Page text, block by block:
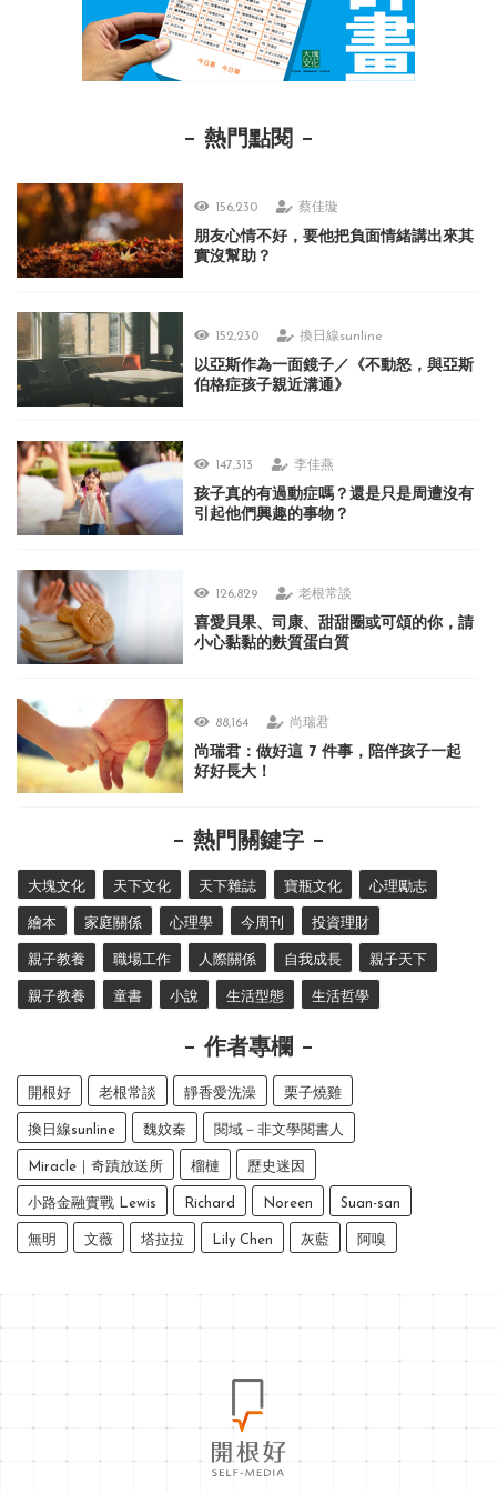
熱門點閱
156,230 蔡佳璇
朋友心情不好，要他把負面情緒講出來其
實沒幫助？
152,230 換日線sunline
以亞斯作為一面鏡子／《不動怒，與亞斯
伯格症孩子親近溝通》
147,313 李佳燕
孩子真的有過動症嗎？還是只是周遭沒有
引起他們興趣的事物？
126,829 老根常談
喜愛貝果、司康、甜甜圈或可頌的你，請
小心黏黏的麩質蛋白質
88,164 尚瑞君
尚瑞君：做好這 7 件事，陪伴孩子一起
好好長大！
熱門關鍵字
大塊文化 天下文化 天下雜誌 寶瓶文化 心理勵志
繪本 家庭關係 心理學 今周刊 投資理財
親子教養 職場工作 人際關係 自我成長 親子天下
親子教養 童書 小說 生活型態 生活哲學
作者專欄
開根好 老根常談 靜香愛洗澡 栗子燒雞
換日線sunline 魏妏秦 閱域－非文學閱書人
Miracle｜奇蹟放送所 榴槤 歷史迷因
小路金融實戰 Lewis Richard Noreen Suan-san
無明 文薇 塔拉拉 Lily Chen 灰藍 阿嗅